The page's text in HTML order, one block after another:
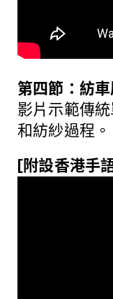
第四節：紡車
影片示範傳
和紡紗過程。
[附設香港手